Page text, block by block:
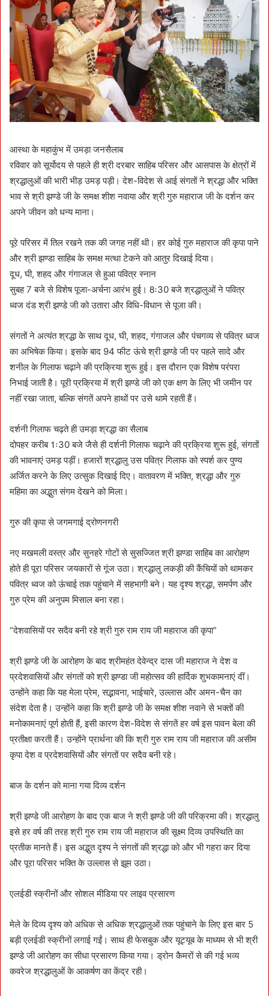
आस्था के महाकुंभ में उमड़ा जनसैलाब
रविवार को सूर्योदय से पहले ही श्री दरबार साहिब परिसर और आसपास के क्षेत्रों में
श्रद्धालुओं की भारी भीड़ उमड़ पड़ी। देश-विदेश से आई संगतों ने श्रद्धा और भक्ति
भाव से श्री झण्डे जी के समक्ष शीश नवाया और श्री गुरु महाराज जी के दर्शन कर
अपने जीवन को धन्य माना।
पूरे परिसर में तिल रखने तक की जगह नहीं थी। हर कोई गुरु महाराज की कृपा पाने
और श्री झण्डा साहिब के समक्ष मत्था टेकने को आतुर दिखाई दिया।
दूध, घी, शहद और गंगाजल से हुआ पवित्र स्नान
सुबह 7 बजे से विशेष पूजा-अर्चना आरंभ हुई। 8ः30 बजे श्रद्धालुओं ने पवित्र
ध्वज दंड श्री झण्डे जी को उतारा और विधि-विधान से पूजा की।
संगतों ने अत्यंत श्रद्धा के साथ दूध, घी, शहद, गंगाजल और पंचगव्य से पवित्र ध्वज
का अभिषेक किया। इसके बाद 94 फीट ऊंचे श्री झण्डे जी पर पहले सादे और
शनील के गिलाफ चढ़ाने की प्रक्रिया शुरू हुई। इस दौरान एक विशेष परंपरा
निभाई जाती है। पूरी प्रक्रिया में श्री झण्डे जी को एक क्षण के लिए भी जमीन पर
नहीं रखा जाता, बल्कि संगतें अपने हाथों पर उसे थामे रहती हैं।
दर्शनी गिलाफ चढ़ते ही उमड़ा श्रद्धा का सैलाब
दोपहर करीब 1ः30 बजे जैसे ही दर्शनी गिलाफ चढ़ाने की प्रक्रिया शुरू हुई, संगतों
की भावनाएं उमड़ पड़ीं। हजारों श्रद्धालु उस पवित्र गिलाफ को स्पर्श कर पुण्य
अर्जित करने के लिए उत्सुक दिखाई दिए। वातावरण में भक्ति, श्रद्धा और गुरु
महिमा का अद्भुत संगम देखने को मिला।
गुरु की कृपा से जगमगाई द्रोणनगरी
नए मखमली वस्त्र और सुनहरे गोटों से सुसज्जित श्री झण्डा साहिब का आरोहण
होते ही पूरा परिसर जयकारों से गूंज उठा। श्रद्धालु लकड़ी की कैंचियों को थामकर
पवित्र ध्वज को ऊंचाई तक पहुंचाने में सहभागी बने। यह दृश्य श्रद्धा, समर्पण और
गुरु प्रेम की अनुपम मिसाल बना रहा।
“देशवासियों पर सदैव बनी रहे श्री गुरु राम राय जी महाराज की कृपा”
श्री झण्डे जी के आरोहण के बाद श्रीमहंत देवेन्द्र दास जी महाराज ने देश व
प्रदेशवासियों और संगतों को श्री झण्डा जी महोत्सव की हार्दिक शुभकामनाएं दीं।
उन्होंने कहा कि यह मेला प्रेम, सद्भावना, भाईचारे, उल्लास और अमन-चैन का
संदेश देता है। उन्होंने कहा कि श्री झण्डे जी के समक्ष शीश नवाने से भक्तों की
मनोकामनाएं पूर्ण होती हैं, इसी कारण देश-विदेश से संगतें हर वर्ष इस पावन बेला की
प्रतीक्षा करती हैं। उन्होंने प्रार्थना की कि श्री गुरु राम राय जी महाराज की असीम
कृपा देश व प्रदेशवासियों और संगतों पर सदैव बनी रहे।
बाज के दर्शन को माना गया दिव्य दर्शन
श्री झण्डे जी आरोहण के बाद एक बाज ने श्री झण्डे जी की परिक्रमा की। श्रद्धालु
इसे हर वर्ष की तरह श्री गुरु राम राय जी महाराज की सूक्ष्म दिव्य उपस्थिति का
प्रतीक मानते हैं। इस अद्भुत दृश्य ने संगतों की श्रद्धा को और भी गहरा कर दिया
और पूरा परिसर भक्ति के उल्लास से झूम उठा।
एलईडी स्क्रीनों और सोशल मीडिया पर लाइव प्रसारण
मेले के दिव्य दृश्य को अधिक से अधिक श्रद्धालुओं तक पहुंचाने के लिए इस बार 5
बड़ी एलईडी स्क्रीनों लगाई गईं। साथ ही फेसबुक और यूट्यूब के माध्यम से भी श्री
झण्डे जी आरोहण का सीधा प्रसारण किया गया। ड्रोन कैमरों से की गई भव्य
कवरेज श्रद्धालुओं के आकर्षण का केंद्र रही।